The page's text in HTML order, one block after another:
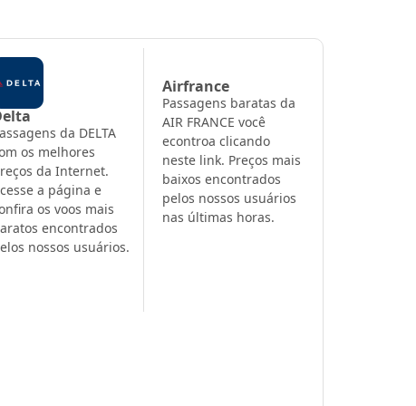
da DELTA
os melhores
da Internet.
a página e
os voos mais
encontrados
nossos usuários.
Airfrance
Passagens baratas da
AIR FRANCE você
econtroa clicando
neste link. Preços mais
baixos encontrados
pelos nossos usuários
nas últimas horas.